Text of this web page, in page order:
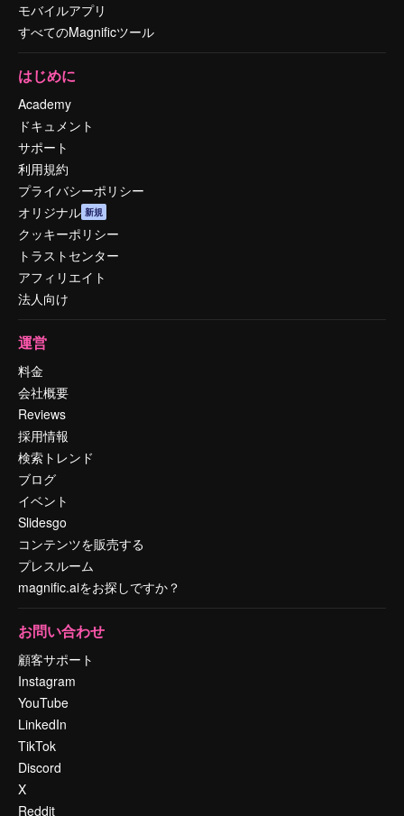
モバイルアプリ
すべてのMagnificツール
はじめに
Academy
ドキュメント
サポート
利用規約
プライバシーポリシー
オリジナル 新規
クッキーポリシー
トラストセンター
アフィリエイト
法人向け
運営
料金
会社概要
Reviews
採用情報
検索トレンド
ブログ
イベント
Slidesgo
コンテンツを販売する
プレスルーム
magnific.aiをお探しですか？
お問い合わせ
顧客サポート
Instagram
YouTube
LinkedIn
TikTok
Discord
X
Reddit